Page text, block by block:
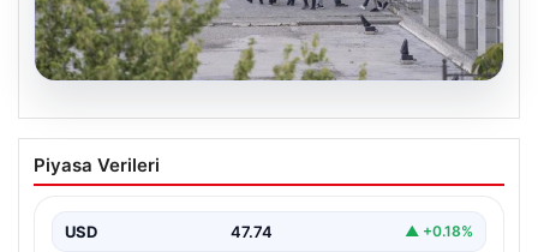
Etimesgut Belediyesi’nde Soruşturma
Derinleşiyor: Başkan Yardımcısı Mutlu
Çıktı
Piyasa Verileri
USD 47.74 ▲ +0.18%